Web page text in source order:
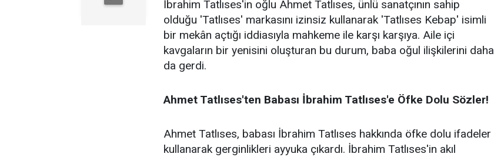
İbrahim Tatlıses'in oğlu Ahmet Tatlıses, ünlü sanatçının sahip
olduğu 'Tatlıses' markasını izinsiz kullanarak 'Tatlıses Kebap' isimli
bir mekân açtığı iddiasıyla mahkeme ile karşı karşıya. Aile içi
kavgaların bir yenisini oluşturan bu durum, baba oğul ilişkilerini daha
da gerdi.
Ahmet Tatlıses'ten Babası İbrahim Tatlıses'e Öfke Dolu Sözler!
Ahmet Tatlıses, babası İbrahim Tatlıses hakkında öfke dolu ifadeler
kullanarak gerginlikleri ayyuka çıkardı. İbrahim Tatlıses'in akıl